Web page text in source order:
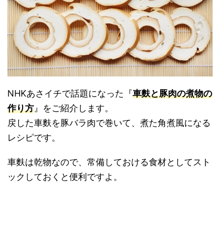
NHKあさイチで話題になった『車麩と豚肉の煮物の
作り方 』をご紹介します。
戻した車麩を豚バラ肉で巻いて、煮た角煮風になる
レシピです。
車麩は乾物なので、常備しておける食材としてスト
ックしておくと便利ですよ。